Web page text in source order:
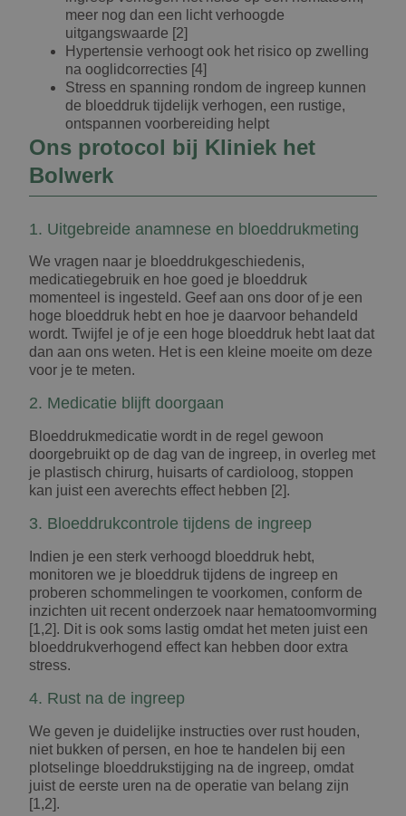
meer nog dan een licht verhoogde
uitgangswaarde [2]
Hypertensie verhoogt ook het risico op zwelling
na ooglidcorrecties [4]
Stress en spanning rondom de ingreep kunnen
de bloeddruk tijdelijk verhogen, een rustige,
ontspannen voorbereiding helpt
Ons protocol bij Kliniek het
Bolwerk
1. Uitgebreide anamnese en bloeddrukmeting
We vragen naar je bloeddrukgeschiedenis,
medicatiegebruik en hoe goed je bloeddruk
momenteel is ingesteld. Geef aan ons door of je een
hoge bloeddruk hebt en hoe je daarvoor behandeld
wordt. Twijfel je of je een hoge bloeddruk hebt laat dat
dan aan ons weten. Het is een kleine moeite om deze
voor je te meten.
2. Medicatie blijft doorgaan
Bloeddrukmedicatie wordt in de regel gewoon
doorgebruikt op de dag van de ingreep, in overleg met
je plastisch chirurg, huisarts of cardioloog, stoppen
kan juist een averechts effect hebben [2].
3. Bloeddrukcontrole tijdens de ingreep
Indien je een sterk verhoogd bloeddruk hebt,
monitoren we je bloeddruk tijdens de ingreep en
proberen schommelingen te voorkomen, conform de
inzichten uit recent onderzoek naar hematoomvorming
[1,2]. Dit is ook soms lastig omdat het meten juist een
bloeddrukverhogend effect kan hebben door extra
stress.
4. Rust na de ingreep
We geven je duidelijke instructies over rust houden,
niet bukken of persen, en hoe te handelen bij een
plotselinge bloeddrukstijging na de ingreep, omdat
juist de eerste uren na de operatie van belang zijn
[1,2].